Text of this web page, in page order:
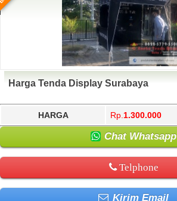
Harga Tenda Display Surabaya
HARGA Rp. 1.300.000
Chat Whatsapp
Telphone
Kirim Email